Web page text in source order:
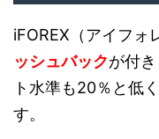
iFOREX（アイフォ
ッシュバックが付
ト水準も20％と低
す。